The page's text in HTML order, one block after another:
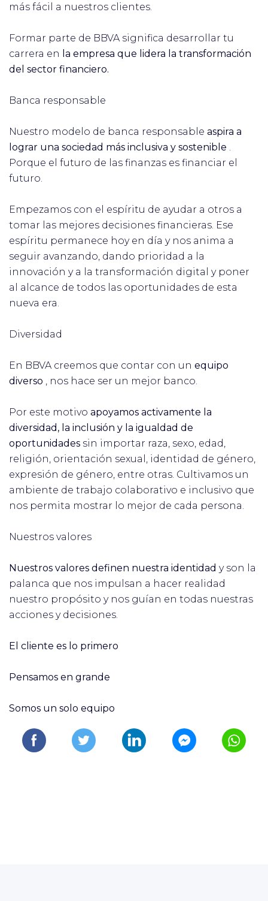
más fácil a nuestros clientes.
Formar parte de BBVA significa desarrollar tu
carrera en la empresa que lidera la transformación
del sector financiero.
Banca responsable
Nuestro modelo de banca responsable aspira a
lograr una sociedad más inclusiva y sostenible .
Porque el futuro de las finanzas es financiar el
futuro.
Empezamos con el espíritu de ayudar a otros a
tomar las mejores decisiones financieras. Ese
espíritu permanece hoy en día y nos anima a
seguir avanzando, dando prioridad a la
innovación y a la transformación digital y poner
al alcance de todos las oportunidades de esta
nueva era.
Diversidad
En BBVA creemos que contar con un equipo
diverso , nos hace ser un mejor banco.
Por este motivo apoyamos activamente la
diversidad, la inclusión y la igualdad de
oportunidades sin importar raza, sexo, edad,
religión, orientación sexual, identidad de género,
expresión de género, entre otras. Cultivamos un
ambiente de trabajo colaborativo e inclusivo que
nos permita mostrar lo mejor de cada persona.
Nuestros valores
Nuestros valores definen nuestra identidad y son la
palanca que nos impulsan a hacer realidad
nuestro propósito y nos guían en todas nuestras
acciones y decisiones.
El cliente es lo primero
Pensamos en grande
Somos un solo equipo